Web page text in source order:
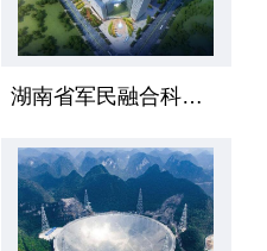
湖南省军民融合科技创新产业园